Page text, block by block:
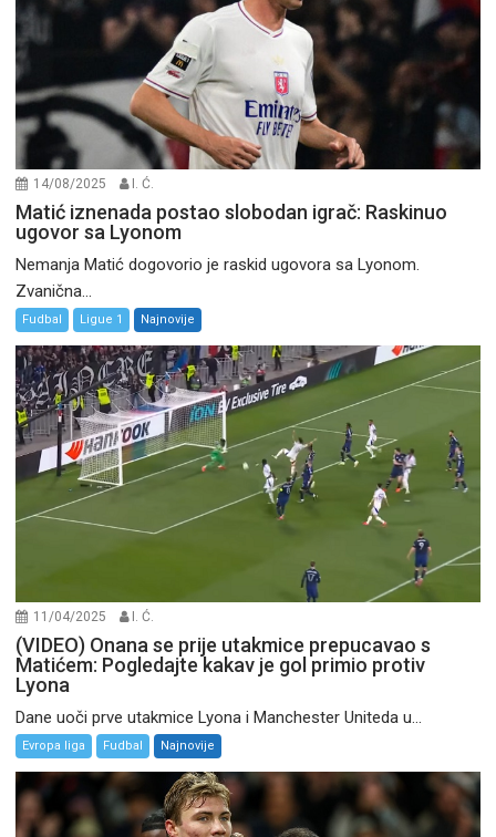
14/08/2025 I. Ć.
Matić iznenada postao slobodan igrač: Raskinuo
ugovor sa Lyonom
Nemanja Matić dogovorio je raskid ugovora sa Lyonom.
Zvanična...
Fudbal Ligue 1 Najnovije
11/04/2025 I. Ć.
(VIDEO) Onana se prije utakmice prepucavao s
Matićem: Pogledajte kakav je gol primio protiv
Lyona
Dane uoči prve utakmice Lyona i Manchester Uniteda u...
Evropa liga Fudbal Najnovije